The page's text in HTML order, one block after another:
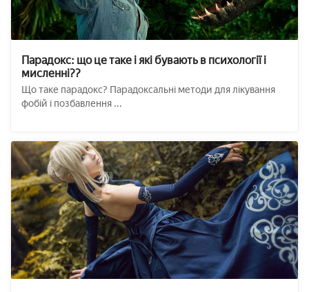
Парадокс: що це таке і які бувають в психології і
мисленні??
Що таке парадокс? Парадоксальні методи для лікування
фобій і позбавлення ...